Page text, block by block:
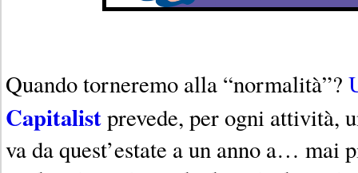
Quando torneremo alla “normalità”?
Capitalistprevede, per ogni attività,
va da quest’estate a un anno a… mai